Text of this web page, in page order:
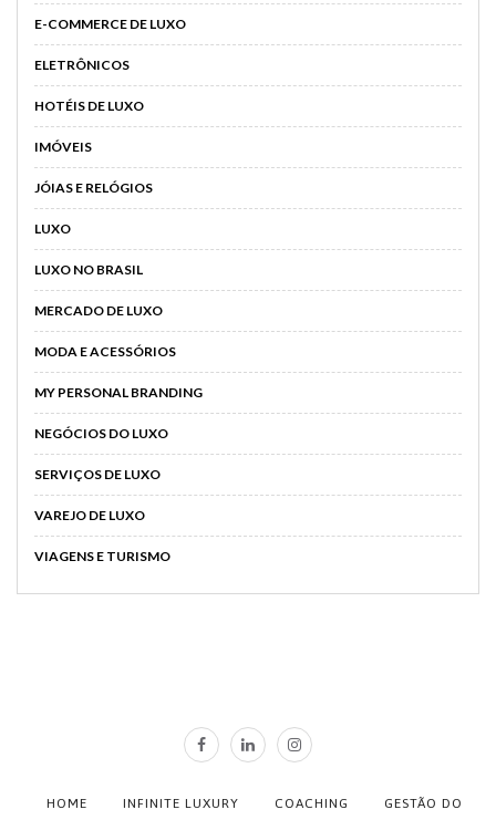
E-COMMERCE DE LUXO
ELETRÔNICOS
HOTÉIS DE LUXO
IMÓVEIS
JÓIAS E RELÓGIOS
LUXO
LUXO NO BRASIL
MERCADO DE LUXO
MODA E ACESSÓRIOS
MY PERSONAL BRANDING
NEGÓCIOS DO LUXO
SERVIÇOS DE LUXO
VAREJO DE LUXO
VIAGENS E TURISMO
HOME INFINITE LUXURY COACHING GESTÃO DO